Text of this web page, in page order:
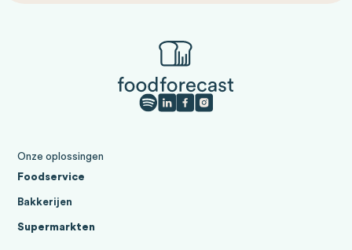
Onze oplossingen
Foodservice
Bakkerijen
Supermarkten